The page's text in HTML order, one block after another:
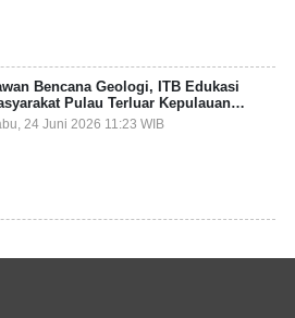
Bencana Geologi, ITB Edukasi
Pulau Terluar Kepulauan
Terkait Mitigasi Berbasis Kawasan
24 Juni 2026 11:23 WIB